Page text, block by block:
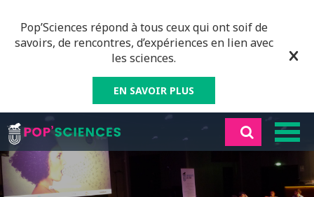
Pop’Sciences répond à tous ceux qui ont soif de
savoirs, de rencontres, d’expériences en lien avec
les sciences.
EN SAVOIR PLUS